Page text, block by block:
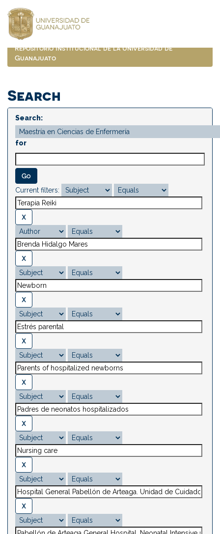
navigation
Repositorio Institucional de la Universidad de
Guanajuato
Search
Search:
for
Current filters: